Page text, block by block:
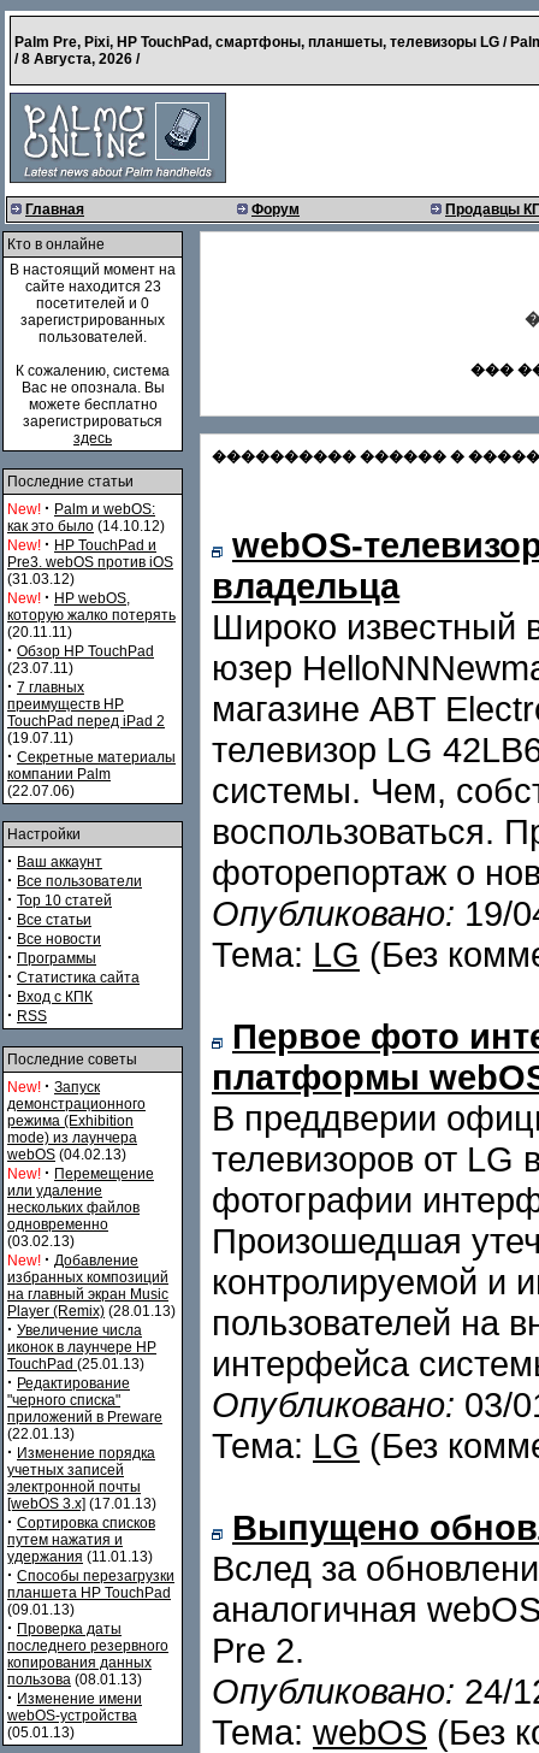
Palm Pre, Pixi, HP TouchPad, смартфоны, планшеты, телевизоры LG /
/8 Августа, 2026 /
Главная Форум Продавцы
Кто в онлайне
В настоящий момент на
сайте находится 23
посетителей и 0
зарегистрированных
пользователей.
К сожалению, система
Вас не опознала. Вы
можете бесплатно
зарегистрироваться
здесь
Последние статьи
New! · Palm и webOS:
как это было (14.10.12)
New! · HP TouchPad и
Pre3. webOS против iOS
(31.03.12)
New! · HP webOS,
которую жалко потерять
(20.11.11)
· Обзор HP TouchPad
(23.07.11)
· 7 главных
преимуществ HP
TouchPad перед iPad 2
(19.07.11)
· Секретные материалы
компании Palm
(22.07.06)
Настройки
· Ваш аккаунт
· Все пользователи
· Top 10 статей
· Все статьи
· Все новости
· Программы
· Статистика сайта
· Вход с КПК
· RSS
Последние советы
New! · Запуск
демонстрационного
режима (Exhibition
mode) из лаунчера
webOS (04.02.13)
New! · Перемещение
или удаление
нескольких файлов
одновременно
(03.02.13)
New! · Добавление
избранных композиций
на главный экран Music
Player (Remix) (28.01.13)
· Увеличение числа
иконок в лаунчере HP
TouchPad (25.01.13)
· Редактирование
"черного списка"
приложений в Preware
(22.01.13)
· Изменение порядка
учетных записей
электронной почты
[webOS 3.x] (17.01.13)
· Сортировка списков
путем нажатия и
удержания (11.01.13)
· Способы перезагрузки
планшета HP TouchPad
(09.01.13)
· Проверка даты
последнего резервного
копирования данных
пользова (08.01.13)
· Изменение имени
webOS-устройства
(05.01.13)
���
���������� ������ �
webOS-
владельца
Широко известный
юзер
магазине ABT
телевизор LG
системы. Чем,
воспользоваться.
фоторепортаж о
Опубликовано: 19/
Тема: LG (Без
Первое фото
платформы
В преддверии
телевизоров от LG
фотографии
Произошедшая
контролируемой и
пользователей на
интерфейса
Опубликовано: 03/
Тема: LG (Без
Выпущено
Вслед за
аналогичная
Pre 2.
Опубликовано: 24/
Тема: webOS (Без